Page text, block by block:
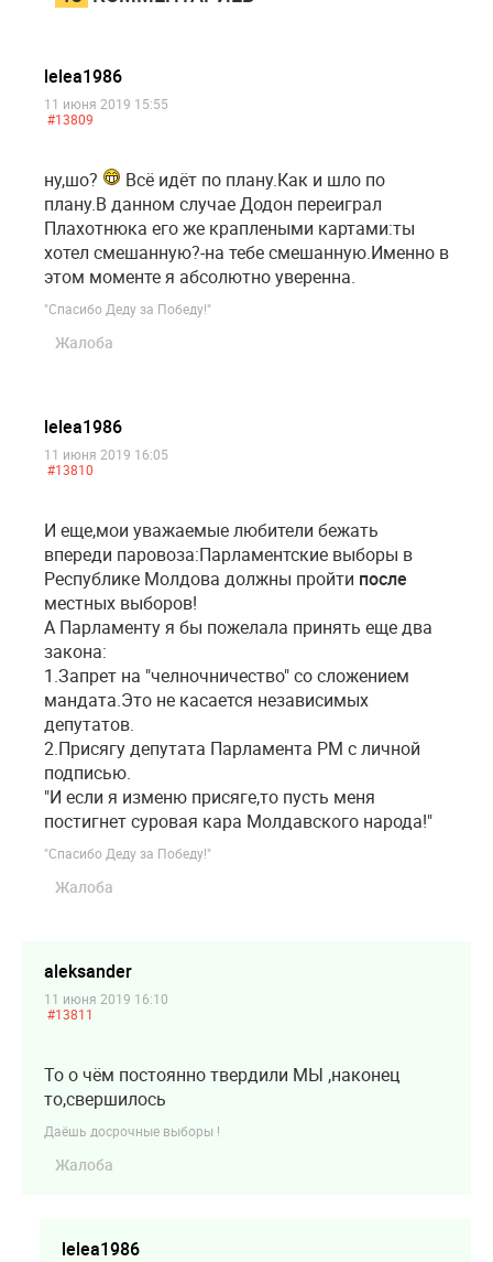
lelea1986
11 июня 2019 15:55
#13809
ну,шо?
Всё идёт по плану.Как и шло по
плану.В данном случае Додон переиграл
Плахотнюка его же краплеными картами:ты
хотел смешанную?-на тебе смешанную.Именно в
этом моменте я абсолютно уверенна.
"Спасибо Деду за Победу!"
Жалоба
lelea1986
11 июня 2019 16:05
#13810
И еще,мои уважаемые любители бежать
впереди паровоза:Парламентские выборы в
Республике Молдова должны пройти после
местных выборов!
А Парламенту я бы пожелала принять еще два
закона:
1.Запрет на "челночничество" со сложением
мандата.Это не касается независимых
депутатов.
2.Присягу депутата Парламента РМ с личной
подписью.
"И если я изменю присяге,то пусть меня
постигнет суровая кара Молдавского народа!"
"Спасибо Деду за Победу!"
Жалоба
aleksander
11 июня 2019 16:10
#13811
То о чём постоянно твердили МЫ ,наконец
то,свершилось
Даёшь досрочные выборы !
Жалоба
lelea1986